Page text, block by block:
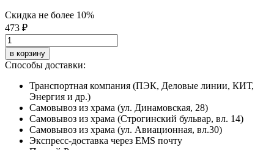
Скидка не более 10%
473 ₽
в корзину
Способы доставки:
Транспортная компания (ПЭК, Деловые линии, КИТ,
Энергия и др.)
Самовывоз из храма (ул. Динамовская, 28)
Самовывоз из храма (Строгинский бульвар, вл. 14)
Самовывоз из храма (ул. Авиационная, вл.30)
Экспресс-доставка через EMS почту